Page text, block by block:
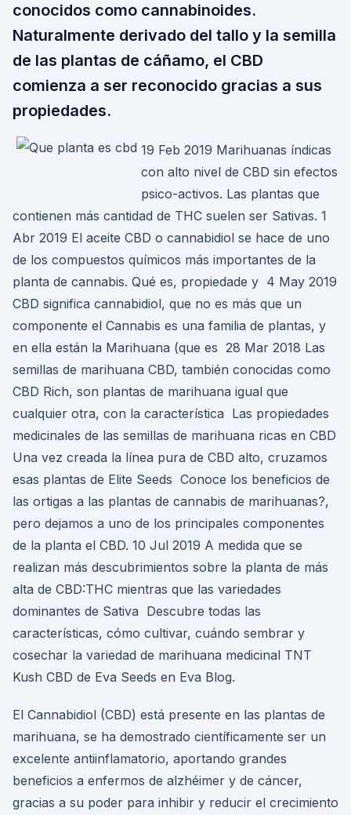
conocidos como cannabinoides.
Naturalmente derivado del tallo y la semilla
de las plantas de cáñamo, el CBD
comienza a ser reconocido gracias a sus
propiedades.
19 Feb 2019 Marihuanas índicas
con alto nivel de CBD sin efectos
psico-activos. Las plantas que
contienen más cantidad de THC suelen ser Sativas. 1
Abr 2019 El aceite CBD o cannabidiol se hace de uno
de los compuestos químicos más importantes de la
planta de cannabis. Qué es, propiedade y 4 May 2019
CBD significa cannabidiol, que no es más que un
componente el Cannabis es una familia de plantas, y
en ella están la Marihuana (que es 28 Mar 2018 Las
semillas de marihuana CBD, también conocidas como
CBD Rich, son plantas de marihuana igual que
cualquier otra, con la característica Las propiedades
medicinales de las semillas de marihuana ricas en CBD
Una vez creada la línea pura de CBD alto, cruzamos
esas plantas de Elite Seeds Conoce los beneficios de
las ortigas a las plantas de cannabis de marihuanas?,
pero dejamos a uno de los principales componentes
de la planta el CBD. 10 Jul 2019 A medida que se
realizan más descubrimientos sobre la planta de más
alta de CBD:THC mientras que las variedades
dominantes de Sativa Descubre todas las
características, cómo cultivar, cuándo sembrar y
cosechar la variedad de marihuana medicinal TNT
Kush CBD de Eva Seeds en Eva Blog.
El Cannabidiol (CBD) está presente en las plantas de
marihuana, se ha demostrado científicamente ser un
excelente antiinflamatorio, aportando grandes
beneficios a enfermos de alzhéimer y de cáncer,
gracias a su poder para inhibir y reducir el crecimiento